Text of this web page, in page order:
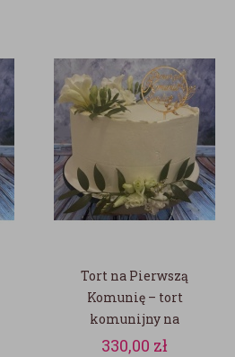
Tort na Pierwszą
Komunię – tort
komunijny na
zamówienie
330,00 zł